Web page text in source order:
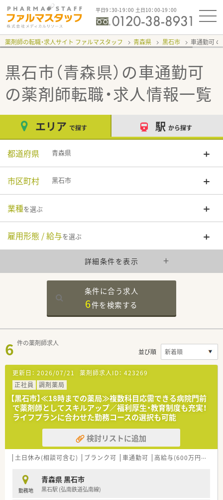
平日9：30-19：00 土日10：00-19：00
薬剤師の転職・求人サイト ファルマスタッフ 青森県 黒石市 車通勤可
黒石市（青森県）の車通勤可
の薬剤師転職・求人情報一覧
エリア で探す 駅 から探す
都道府県 青森県
市区町村 黒石市
業種を選ぶ
雇用形態 / 給与を選ぶ
詳細条件を表示
条件に合う求人
6件を検索する
6 件の薬剤師求人
並び順
更新日： 2026/07/21 薬剤師求人ID： 423269
正社員
調剤薬局
【黒石市】≪18時までの薬局≫複数科目応需できる病院門前
で薬剤師としてスキルアップ／福利厚生・教育制度も充実！
ライフプランに合わせた勤務コースの選択も可能
検討リストに追加
土日休み(相談可含む) ブランク可 車通勤可 高給与(600万円以上)
勤務地
青森県 黒石市
黒石駅 (弘南鉄道弘南線)